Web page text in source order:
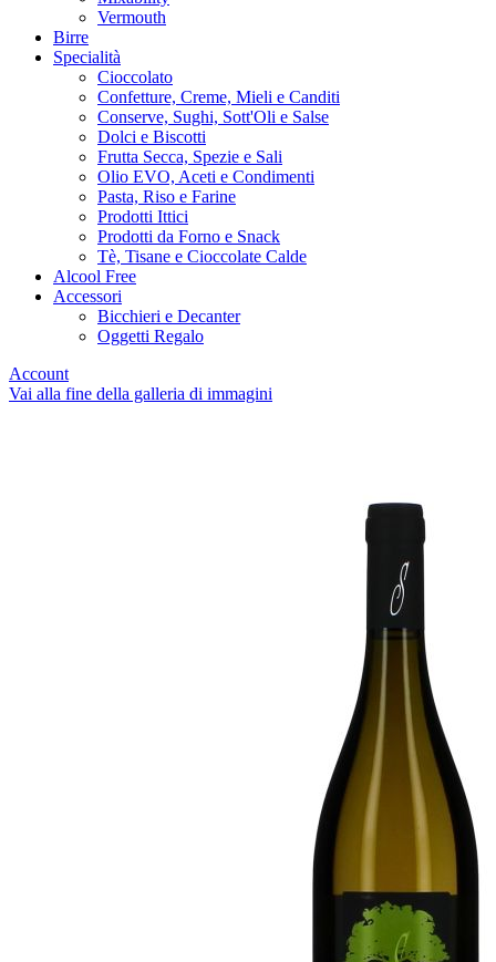
Vermouth
Birre
Specialità
Cioccolato
Confetture, Creme, Mieli e Canditi
Conserve, Sughi, Sott'Oli e Salse
Dolci e Biscotti
Frutta Secca, Spezie e Sali
Olio EVO, Aceti e Condimenti
Pasta, Riso e Farine
Prodotti Ittici
Prodotti da Forno e Snack
Tè, Tisane e Cioccolate Calde
Alcool Free
Accessori
Bicchieri e Decanter
Oggetti Regalo
Account
Vai alla fine della galleria di immagini